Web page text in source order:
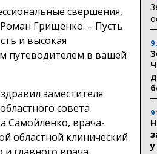
свершения,
Грищенко. – Пусть
и высокая
путеводителем в вашей
заместителя
совета
Самойленко, врача-
областной клинический